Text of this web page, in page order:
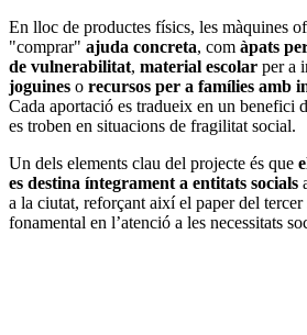
En lloc de productes físics, les màquines
"comprar" ajuda concreta, com àpats
de vulnerabilitat, material escolar per a
joguines o recursos per a famílies amb
Cada aportació es tradueix en un benefici
es troben en situacions de fragilitat social.
Un dels elements clau del projecte és que
es destina íntegrament a entitats socials
a la ciutat, reforçant així el paper del tercer
fonamental en l’atenció a les necessitats